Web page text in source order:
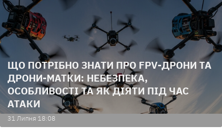
ЩО ПОТРІБНО ЗНАТИ ПРО FPV-ДРОНИ ТА
ДРОНИ-МАТКИ: НЕБЕЗПЕКА,
ОСОБЛИВОСТІ ТА ЯК ДІЯТИ ПІД ЧАС
АТАКИ
31 Липня 18:08